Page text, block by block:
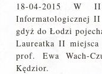
18-04-2015 W
Informatologicznej II
gdyż do Łodzi
Laureatka II
prof. Ewa Wach-
Kędzior.